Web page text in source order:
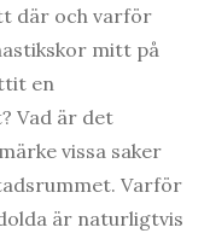
där och varför
mitt på
en
Vad är det
vissa saker
Varför
är naturligtvis